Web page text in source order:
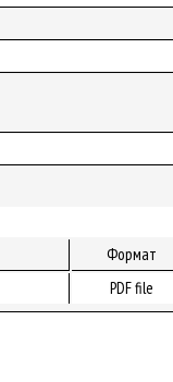
Формат
PDF file